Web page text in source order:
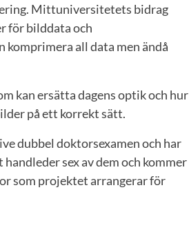
Mittuniversitetets bidrag
för bilddata och
all data men ändå
kan ersätta dagens optik och hur
på ett korrekt sätt.
dubbel doktorsexamen och har
sex av dem och kommer
som projektet arrangerar för